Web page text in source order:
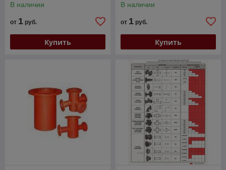
В наличии
от 1 руб.
Купить
В наличии
от 1 руб.
Купить